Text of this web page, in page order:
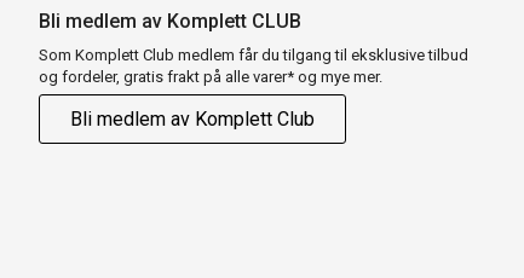
Bli medlem av Komplett CLUB
Som Komplett Club medlem får du tilgang til eksklusive tilbud
og fordeler, gratis frakt på alle varer* og mye mer.
Bli medlem av Komplett Club